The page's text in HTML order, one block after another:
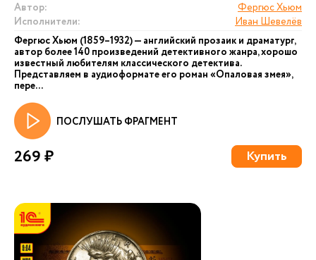
Автор:
Фергюс Хьюм
Исполнители:
Иван Шевелёв
Фергюс Хьюм (1859–1932) — английский прозаик и драматург,
автор более 140 произведений детективного жанра, хорошо
известный любителям классического детектива.
Представляем в аудиоформате его роман «Опаловая змея»,
пере...
ПОСЛУШАТЬ ФРАГМЕНТ
269 ₽ Купить